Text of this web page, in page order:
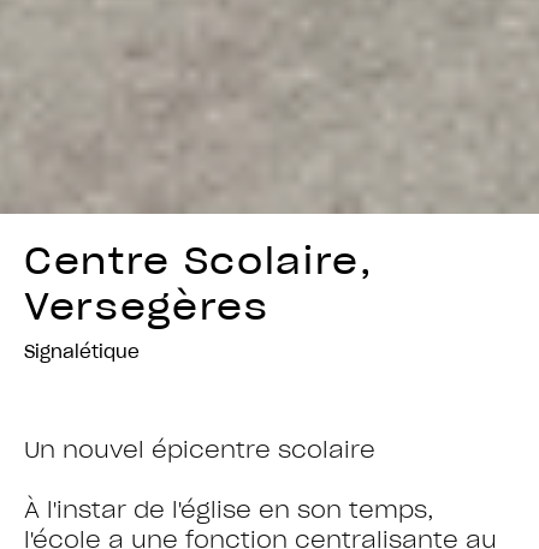
Centre Scolaire,
Versegères
Signalétique
Un nouvel épicentre scolaire
À l'instar de l'église en son temps,
l'école a une fonction centralisante au